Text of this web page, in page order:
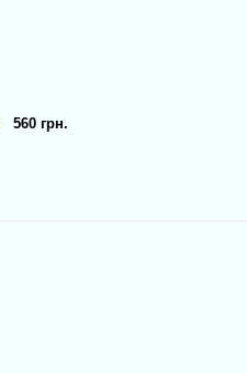
560 грн.